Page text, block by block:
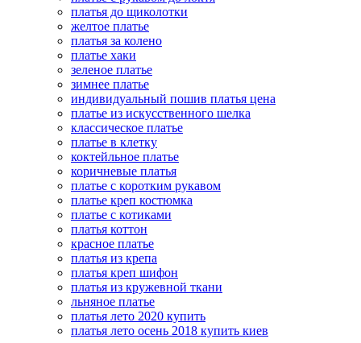
платья до щиколотки
желтое платье
платья за колено
платье хаки
зеленое платье
зимнее платье
индивидуальный пошив платья цена
платье из искусственного шелка
классическое платье
платье в клетку
коктейльное платье
коричневые платья
платье с коротким рукавом
платье креп костюмка
платье с котиками
платья коттон
красное платье
платья из крепа
платья креп шифон
платья из кружевной ткани
льняное платье
платья лето 2020 купить
платья лето осень 2018 купить киев